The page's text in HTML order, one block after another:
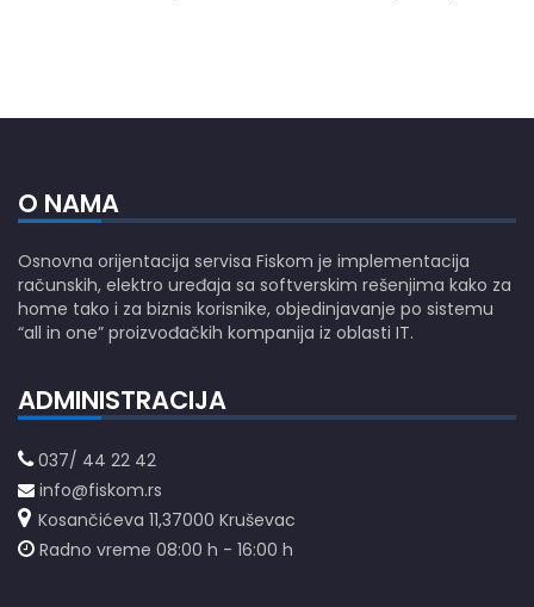
O NAMA
Osnovna orijentacija servisa Fiskom je implementacija
računskih, elektro uređaja sa softverskim rešenjima kako za
home tako i za biznis korisnike, objedinjavanje po sistemu
“all in one” proizvođačkih kompanija iz oblasti IT.
ADMINISTRACIJA
037/ 44 22 42
info@fiskom.rs
Kosančićeva 11,37000 Kruševac
Radno vreme 08:00 h - 16:00 h